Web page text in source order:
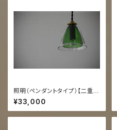
照明（ペンダントタイプ）【二重
透/緑】
¥33,000